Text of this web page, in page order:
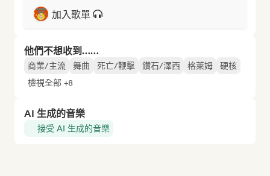
加入歌單
他們不想收到……
商業/主流 舞曲 死亡/鞭擊 鑽石/澤西 格萊姆
硬核
檢視全部 +8
AI 生成的音樂
接受 AI 生成的音樂